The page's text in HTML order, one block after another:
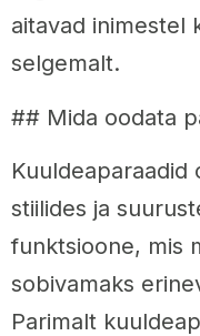
aitavad inimestel
selgemalt.
## Mida oodata
Kuuldeaparaadid
stiilides ja
funktsioone, mis
sobivamaks
Parimalt